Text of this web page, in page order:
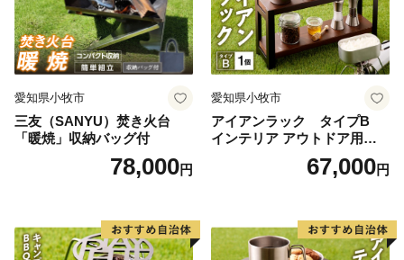
愛知県小牧市
三友（SANYU）焚き火台
「暖焼」収納バッグ付
78,000円
愛知県小牧市
アイアンラック タイプB
インテリア アウトドア用品
レジャー キャンプ67,000円